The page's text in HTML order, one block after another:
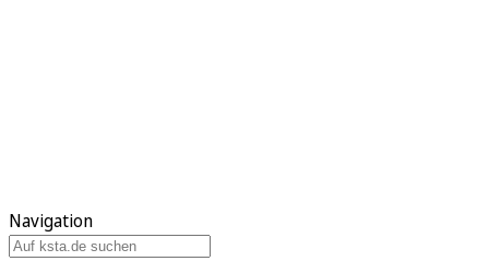
Navigation